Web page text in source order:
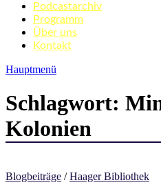
Podcastarchiv
Programm
Über uns
Kontakt
Hauptmenü
Schlagwort:
Kolonien
Blogbeiträge /Haager Bibliothek